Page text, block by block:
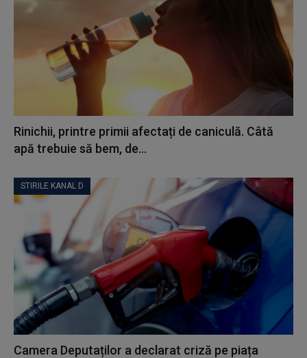
Rinichii, printre primii afectați de caniculă. Câtă
apă trebuie să bem, de...
STIRILE KANAL D
Camera Deputaților a declarat criză pe piața